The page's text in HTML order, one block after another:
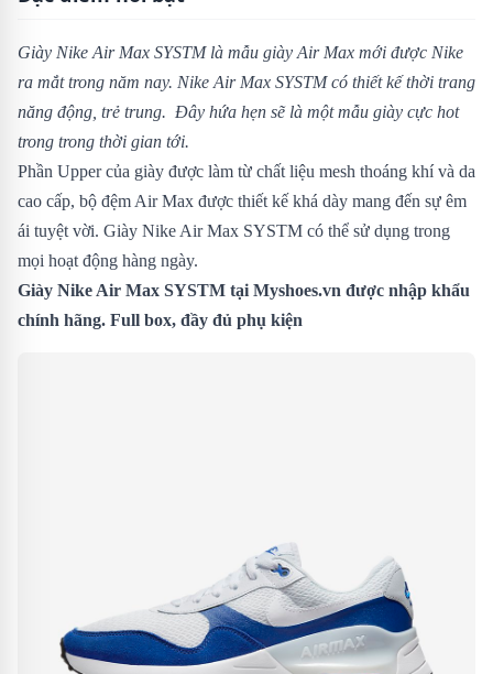
Giày Nike Air Max SYSTM là mẫu giày Air Max mới được Nike
ra mắt trong năm nay. Nike Air Max SYSTM có thiết kế thời trang
năng động, trẻ trung. Đây hứa hẹn sẽ là một mẫu giày cực hot
trong trong thời gian tới.
Phần Upper của giày được làm từ chất liệu mesh thoáng khí và da
cao cấp, bộ đệm Air Max được thiết kế khá dày mang đến sự êm
ái tuyệt vời. Giày Nike Air Max SYSTM có thể sử dụng trong
mọi hoạt động hàng ngày.
Giày Nike Air Max SYSTM tại Myshoes.vn được nhập khẩu
chính hãng. Full box, đầy đủ phụ kiện